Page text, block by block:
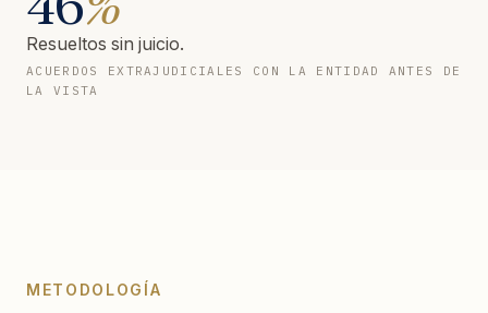
Resueltos sin juicio.
ACUERDOS EXTRAJUDICIALES CON LA ENTIDAD ANTES DE
LA VISTA
METODOLOGÍA